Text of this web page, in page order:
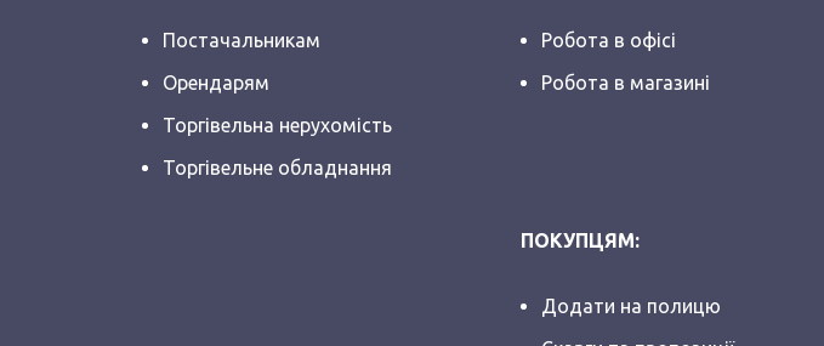
Постачальникам
Орендарям
Торгівельна нерухомість
Торгівельне обладнання
Робота в офісі
Робота в магазині
ПОКУПЦЯМ:
Додати на полицю